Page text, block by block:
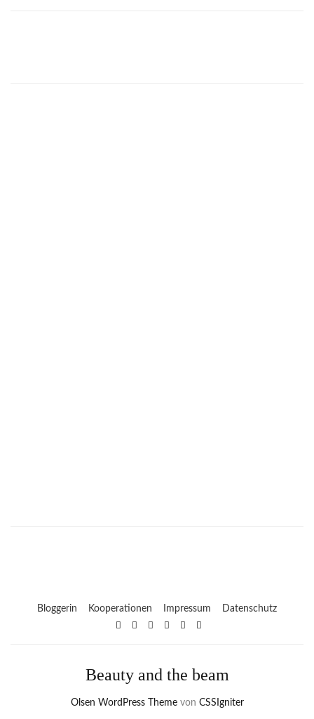
Bloggerin Kooperationen Impressum Datenschutz
Beauty and the beam
Olsen WordPress Themevon CSSIgniter